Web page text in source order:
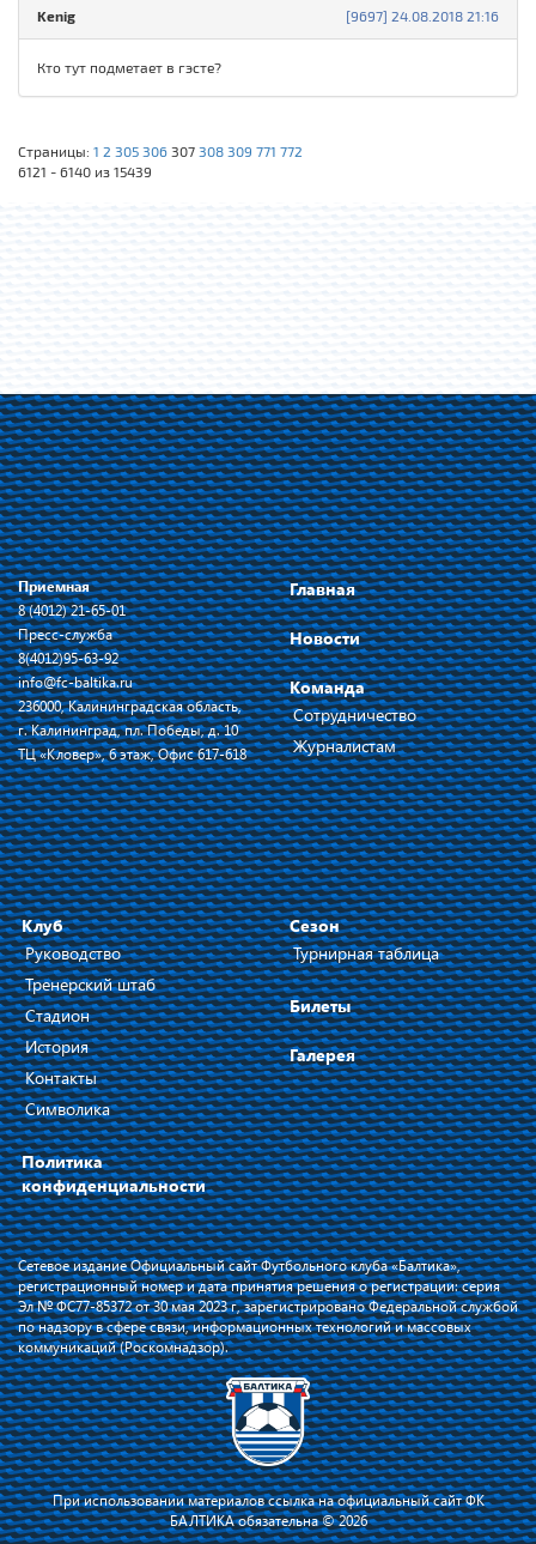
[9697] 24.08.2018 21:16
Kenig
Кто тут подметает в гэсте?
Страницы: 1 2 305 306 307 308 309 771 772
6121 - 6140 из 15439
Приемная
8 (4012) 21-65-01
Пресс-служба
8(4012)95-63-92
info@fc-baltika.ru
236000, Калининградская область,
г. Калининград, пл. Победы, д. 10
ТЦ «Кловер», 6 этаж, Офис 617-618
Главная
Новости
Команда
Сотрудничество
Журналистам
Клуб
Руководство
Тренерский штаб
Стадион
История
Контакты
Символика
Политика
конфиденциальности
Сезон
Турнирная таблица
Билеты
Галерея
Сетевое издание Официальный сайт Футбольного клуба «Балтика»,
регистрационный номер и дата принятия решения о регистрации: серия
Эл № ФС77-85372 от 30 мая 2023 г, зарегистрировано Федеральной службой
по надзору в сфере связи, информационных технологий и массовых
коммуникаций (Роскомнадзор).
При использовании материалов ссылка на официальный сайт ФК
БАЛТИКА обязательна © 2026